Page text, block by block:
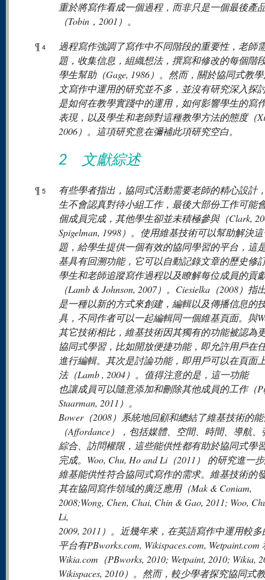
重於將寫作看成一個過程，而非只是一個最後產
（Tobin，2001）。
¶ 4
過程寫作強調了寫作中不同階段的重要性，老師
題，收集信息，組織想法，撰寫和修改的每個階
學生幫助（Gage, 1986）。然而，關於協同式教
文寫作中運用的研究並不多，並沒有研究深入探
是如何在教學實踐中的運用，如何影響學生的寫
表現，以及學生和老師對這種教學方法的態度（
2006）。這項研究意在彌補此項研究空白。
2 文獻綜述
¶ 5
有些學者指出，協同式活動需要老師的精心設計
生不會認真對待小組工作，最後大部份工作可能
個成員完成，其他學生卻並未積極參與（Clark,
Spigelman, 1998）。使用維基技術可以幫助解決
題，給學生提供一個有效的協同學習的平台，這
基具有回溯功能，它可以自動記錄文章的歷史修
學生和老師追蹤寫作過程以及瞭解每位成員的貢
（Lamb & Johnson, 2007）。Ciesielka（2008）指
是一種以新的方式來創建，編輯以及傳播信息的
具，不同作者可以一起編輯同一個維基頁面。與
其它技術相比，維基技術因其獨有的功能被認為
協同式學習，比如開放便捷功能，即允許用戶在
進行編輯。其次是討論功能，即用戶可以在頁面
法（Lamb , 2004）。值得注意的是，這一功能
也讓成員可以隨意添加和刪除其他成員的工作（
Staarman, 2011）。
Bower（2008）系統地回顧和總結了維基技術的
（Affordance），包括媒體、空間、時間、導航
綜合、訪問權限，這些能供性都有助於協同式學
完成。Woo, Chu, Ho and Li（2011） 的研究進一
維基能供性符合協同式寫作的需求。維基技術的
其在協同寫作領域的廣泛應用（Mak & Coniam,
2008;Wong, Chen, Chai, Chin & Gao, 2011; Woo,
Li,
2009, 2011）。近幾年來，在英語寫作中運用較
平台有PBworks.com, Wikispaces.com, Wetpaint.com
Wikia.com（PBworks, 2010; Wetpaint, 2010; Wikia,
Wikispaces, 2010）。然而，較少學者探究協同式